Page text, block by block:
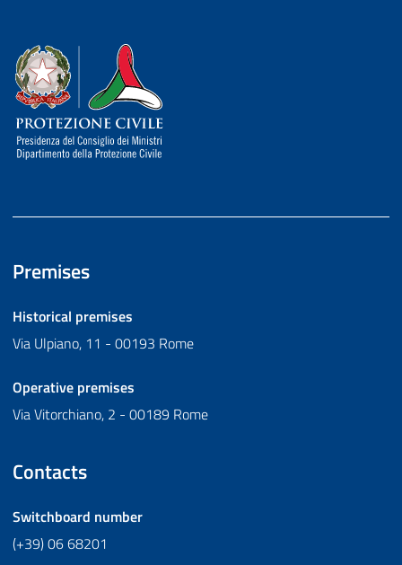
Dipartimento della Protezione Civile
Premises
Historical premises
Via Ulpiano, 11 - 00193 Rome
Operative premises
Via Vitorchiano, 2 - 00189 Rome
Contacts
Switchboard number
(+39) 06 68201